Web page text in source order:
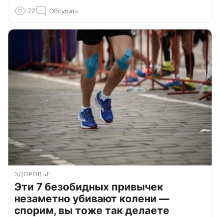
72 Обсудить
ЗДОРОВЬЕ
Эти 7 безобидных привычек
незаметно убивают колени —
спорим, вы тоже так делаете